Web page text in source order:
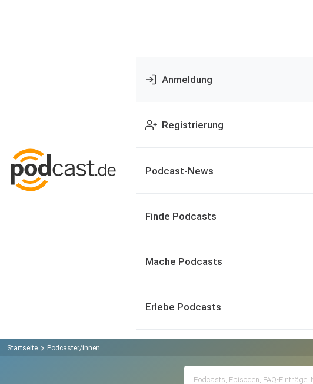
Anmeldung
Registrierung
Podcast-News
Finde Podcasts
Mache Podcasts
Erlebe Podcasts
Startseite Podcaster/innen